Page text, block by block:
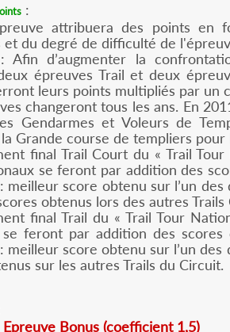
:
attribuera des points en
et du degré de difficulté de
: Afin d’augmenter la
épreuves Trail et deux
leurs points multipliés par un
changeront tous les ans. En
Gendarmes et Voleurs de
Grande course de templiers pour
final Trail Court du « Trail
se feront par addition des
meilleur score obtenu sur l’un
obtenus lors des autres
final Trail du « Trail Tour
se feront par addition des
meilleur score obtenu sur l’un
sur les autres Trails du Circuit.
Bonus (coefficient 1,5)